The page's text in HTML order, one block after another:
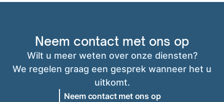
Neem contact met ons op
Wilt u meer weten over onze diensten?
We regelen graag een gesprek wanneer het u
uitkomt.
Neem contact met ons op